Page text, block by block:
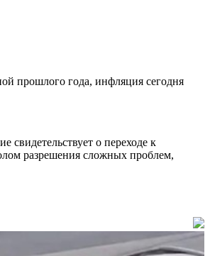
прошлого года, инфляция сегодня
о переходе к
разрешения сложных проблем,